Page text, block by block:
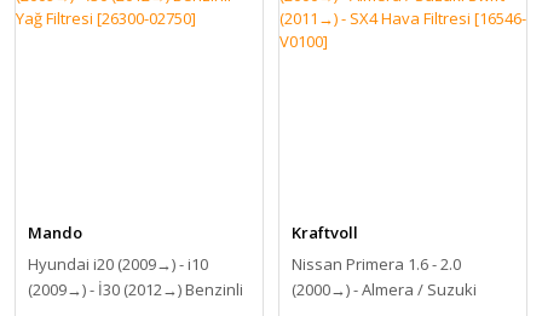
Mando
Hyundai i20 (2009 →) - i10
(2009 →) - İ30 (2012 →) Benzinli
Kraftvoll
Nissan Primera 1.6 - 2.0
(2000 →) - Almera / Suzuki